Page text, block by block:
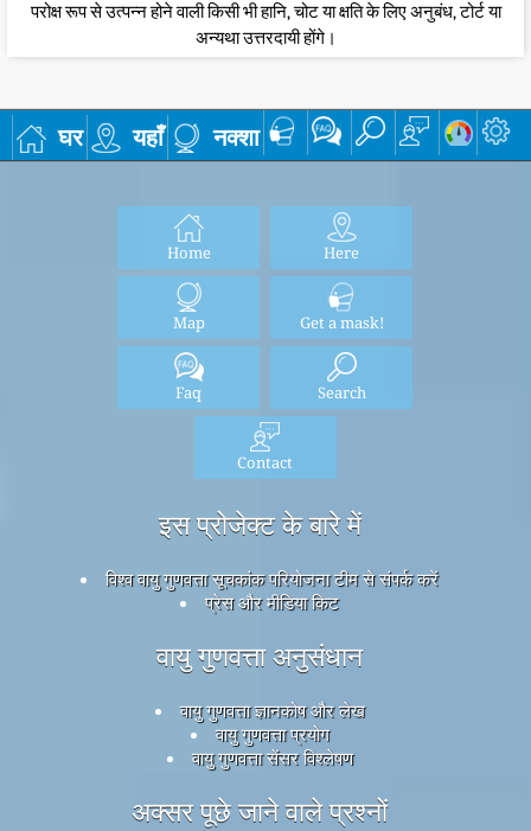
परोक्ष रूप से उत्पन्न होने वाली किसी भी हानि, चोट या क्षति के लिए अनुबंध, टोर्ट या
अन्यथा उत्तरदायी होंगे।
घर यहाँ नक्शा
Home Here
Map Get a mask!
Faq Search
Contact
इस प्रोजेक्ट के बारे में
विश्व वायु गुणवत्ता सूचकांक परियोजना टीम से संपर्क करें
प्रेस और मीडिया किट
वायु गुणवत्ता अनुसंधान
वायु गुणवत्ता ज्ञानकोष और लेख
वायु गुणवत्ता प्रयोग
वायु गुणवत्ता सेंसर विश्लेषण
अक्सर पूछे जाने वाले प्रश्नों